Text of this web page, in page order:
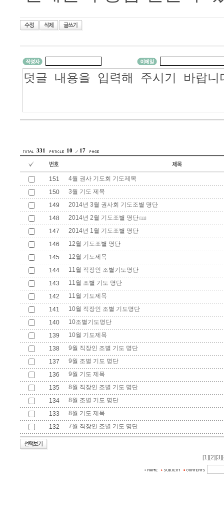
331 10 17
151
4월 권사 기도회 기도제목
150
3월 기도 제목
149
2014년 3월 권사회 기도조별 명단
148
2014년 2월 기도조별 명단 [11]
147
2014년 1월 기도조별 명단
146
12월 기도조별 명단
145
12월 기도제목
144
11월 직장인 조별기도명단
143
11월 조별 기도 명단
142
11월 기도제목
141
10월 직장인 조별 기도명단
140
10조별기도명단
139
10월 기도제목
138
9월 직장인 조별 기도 명단
137
9월 조별 기도 명단
136
9월 기도 제목
135
8월 직장인 조별 기도 명단
134
8월 조별 기도 명단
133
8월 기도 제목
132
7월 직장인 조별 기도 명단
[1] [2] [3]